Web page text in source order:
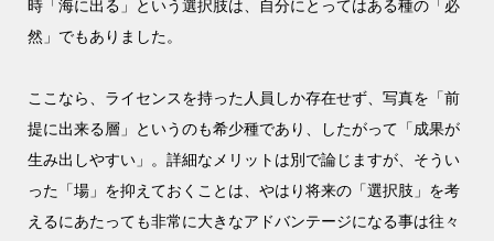
時「海に出る」という選択肢は、自分にとってはある種の「必
然」でもありました。
ここなら、ライセンスを持った人員しか存在せず、写真を「前
提に出来る層」というのも希少種であり、したがって「成果が
生み出しやすい」。詳細なメリットは別で論じますが、そうい
った「場」を抑えておくことは、やはり将来の「選択肢」を考
えるにあたっても非常に大きなアドバンテージになる事は往々